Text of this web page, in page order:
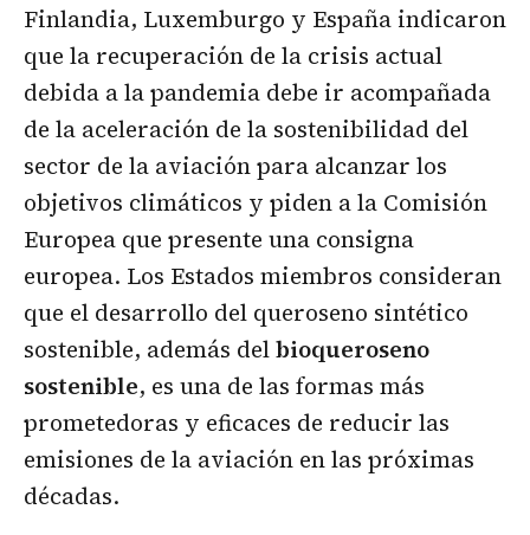
Finlandia, Luxemburgo y España indicaron
que la recuperación de la crisis actual
debida a la pandemia debe ir acompañada
de la aceleración de la sostenibilidad del
sector de la aviación para alcanzar los
objetivos climáticos y piden a la Comisión
Europea que presente una consigna
europea. Los Estados miembros consideran
que el desarrollo del queroseno sintético
sostenible, además delbioqueroseno
sostenible, es una de las formas más
prometedoras y eficaces de reducir las
emisiones de la aviación en las próximas
décadas.